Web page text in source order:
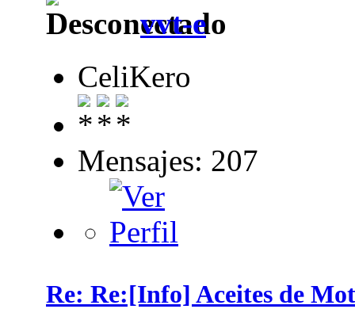
vvt-e
CeliKero
Mensajes: 207
Re: Re:[Info] Aceites de